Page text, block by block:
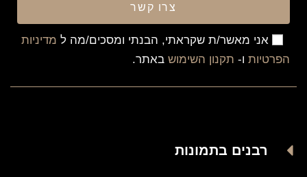
אני מאשר/ת שקראתי, הבנתי ומסכים/מה ל מדיניות
הפרטיות ו- תקנון השימוש באתר.
צרו קשר
רבנים בתמונות